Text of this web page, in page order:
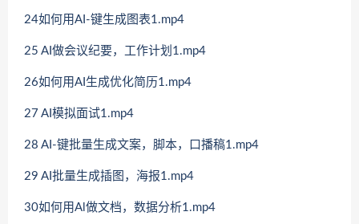
24如何用AI-键生成图表1.mp4
25 AI做会议纪要，工作计划1.mp4
26如何用AI生成优化简历1.mp4
27 AI模拟面试1.mp4
28 AI-键批量生成文案，脚本，口播稿1.mp4
29 AI批量生成插图，海报1.mp4
30如何用Al做文档，数据分析1.mp4